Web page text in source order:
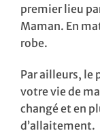
premier lieu
Maman. En
robe.
Par ailleurs, le
votre vie de
changé et en
d’allaitement.